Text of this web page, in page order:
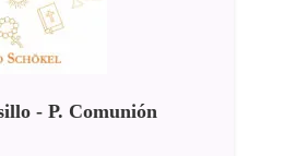
- P. Comunión